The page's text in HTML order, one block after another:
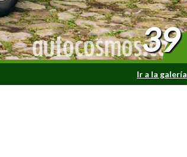
Ir a la galería
39